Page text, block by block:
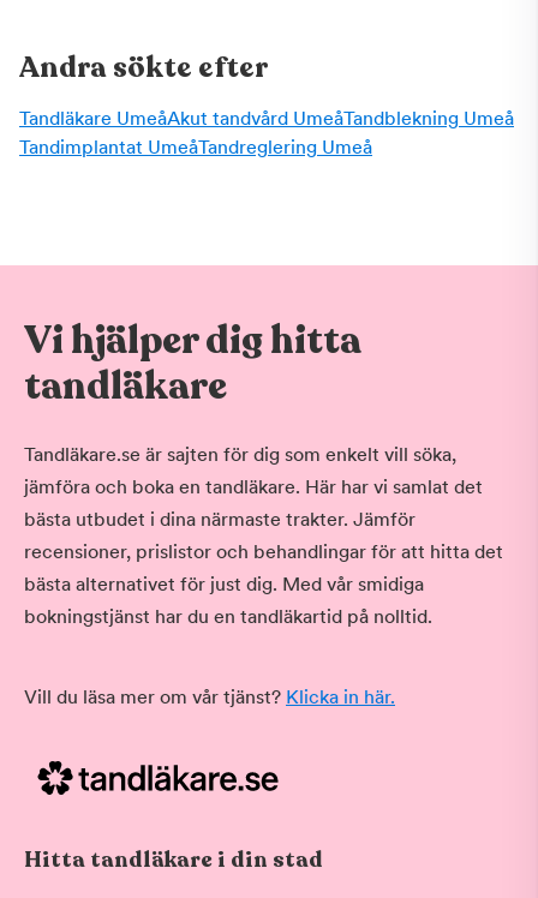
Andra sökte efter
Tandläkare UmeåAkut tandvård UmeåTandblekning Umeå
Tandimplantat UmeåTandreglering Umeå
Vi hjälper dig hitta
tandläkare
Tandläkare.se är sajten för dig som enkelt vill söka,
jämföra och boka en tandläkare. Här har vi samlat det
bästa utbudet i dina närmaste trakter. Jämför
recensioner, prislistor och behandlingar för att hitta det
bästa alternativet för just dig. Med vår smidiga
bokningstjänst har du en tandläkartid på nolltid.
Vill du läsa mer om vår tjänst? Klicka in här.
Hitta tandläkare i din stad